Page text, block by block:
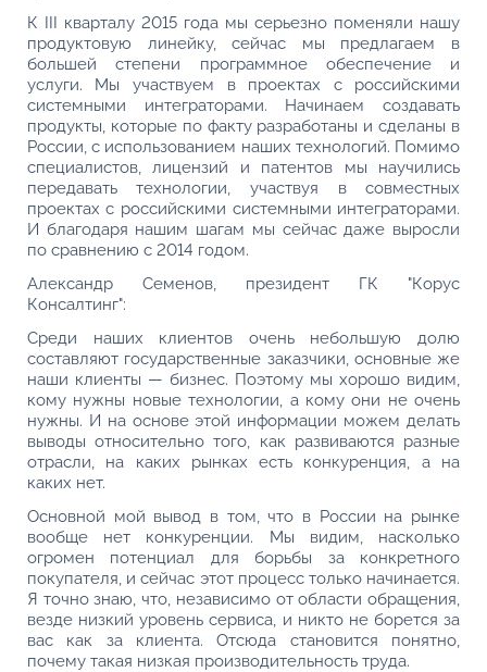
К III кварталу 2015 года мы серьезно поменяли нашу
продуктовую линейку, сейчас мы предлагаем в
большей степени программное обеспечение и
услуги. Мы участвуем в проектах с российскими
системными интеграторами. Начинаем создавать
продукты, которые по факту разработаны и сделаны в
России, с использованием наших технологий. Помимо
специалистов, лицензий и патентов мы научились
передавать технологии, участвуя в совместных
проектах с российскими системными интеграторами.
И благодаря нашим шагам мы сейчас даже выросли
по сравнению с 2014 годом.
Александр Семенов, президент ГК "Корус
Консалтинг":
Среди наших клиентов очень небольшую долю
составляют государственные заказчики, основные же
наши клиенты — бизнес. Поэтому мы хорошо видим,
кому нужны новые технологии, а кому они не очень
нужны. И на основе этой информации можем делать
выводы относительно того, как развиваются разные
отрасли, на каких рынках есть конкуренция, а на
каких нет.
Основной мой вывод в том, что в России на рынке
вообще нет конкуренции. Мы видим, насколько
огромен потенциал для борьбы за конкретного
покупателя, и сейчас этот процесс только начинается.
Я точно знаю, что, независимо от области обращения,
везде низкий уровень сервиса, и никто не борется за
вас как за клиента. Отсюда становится понятно,
почему такая низкая производительность труда.